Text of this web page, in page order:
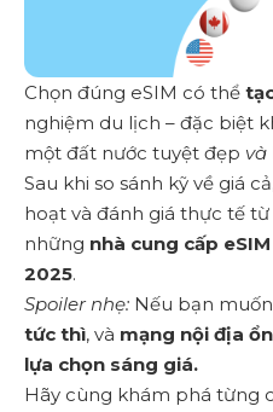
Chọn đúng eSIM có thể
nghiệm du lịch – đặc biệt
một đất nước tuyệt đẹp và
Sau khi so sánh kỹ về giá
hoạt và đánh giá thực tế
những nhà cung cấp
2025.
Spoiler nhẹ: Nếu bạn muốn
tức thì, và mạng nội địa
lựa chọn sáng giá.
Hãy cùng khám phá từng